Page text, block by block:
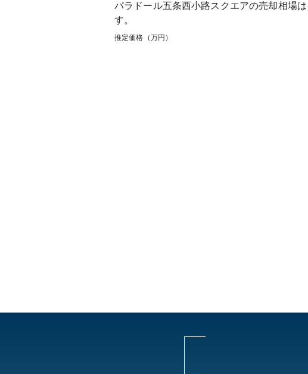
パラドール五条西小路スクエアの売却相場
す。
推定価格（万円）